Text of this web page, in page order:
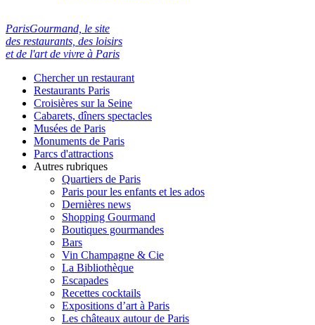
ParisGourmand, le site
des restaurants, des loisirs
et de l'art de vivre à Paris
Chercher un restaurant
Restaurants Paris
Croisières sur la Seine
Cabarets, dîners spectacles
Musées de Paris
Monuments de Paris
Parcs d'attractions
Autres rubriques
Quartiers de Paris
Paris pour les enfants et les ados
Dernières news
Shopping Gourmand
Boutiques gourmandes
Bars
Vin Champagne & Cie
La Bibliothèque
Escapades
Recettes cocktails
Expositions d’art à Paris
Les châteaux autour de Paris